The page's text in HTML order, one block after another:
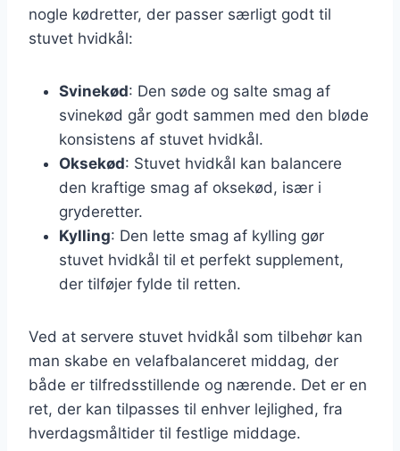
nogle kødretter, der passer særligt godt til
stuvet hvidkål:
Svinekød: Den søde og salte smag af
svinekød går godt sammen med den bløde
konsistens af stuvet hvidkål.
Oksekød: Stuvet hvidkål kan balancere
den kraftige smag af oksekød, især i
gryderetter.
Kylling: Den lette smag af kylling gør
stuvet hvidkål til et perfekt supplement,
der tilføjer fylde til retten.
Ved at servere stuvet hvidkål som tilbehør kan
man skabe en velafbalanceret middag, der
både er tilfredsstillende og nærende. Det er en
ret, der kan tilpasses til enhver lejlighed, fra
hverdagsmåltider til festlige middage.